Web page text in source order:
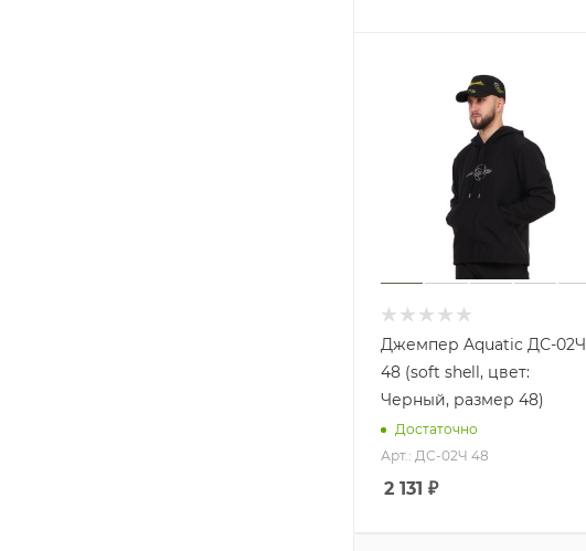
Джемпер Aquatic ДС-02Ч
48 (soft shell, цвет:
Черный, размер 48)
Достаточно
Арт.: ДС-02Ч 48
2 131 ₽